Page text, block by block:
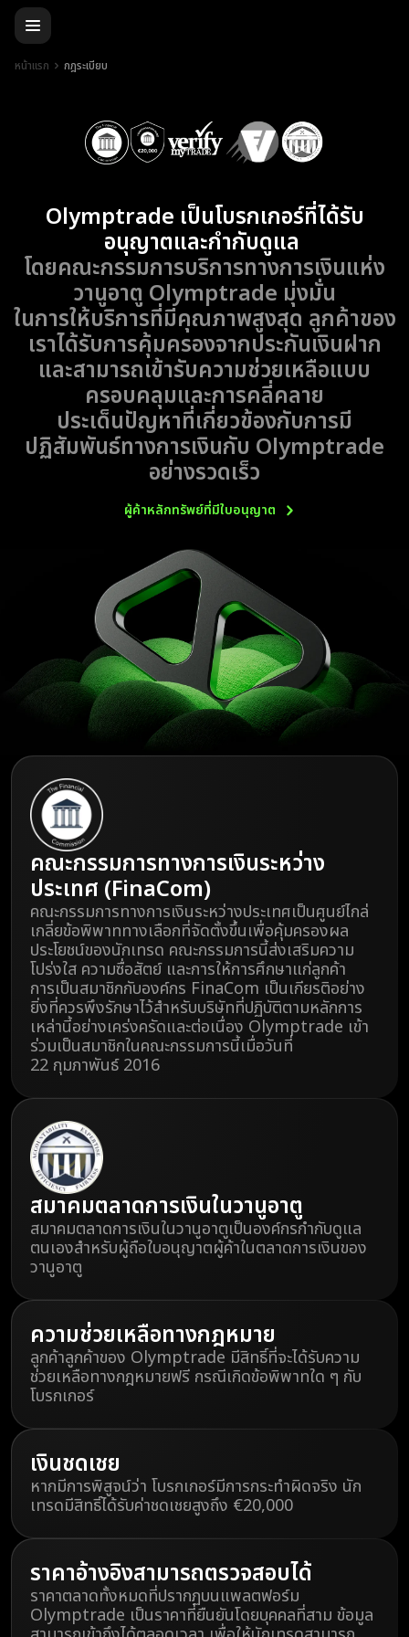
หน้าแรก กฎระเบียบ
Olymptrade เป็นโบรกเกอร์ที่ได้รับ
อนุญาตและกำกับดูแล
โดยคณะกรรมการบริการทางการเงินแห่ง
วานูอาตู Olymptrade มุ่งมั่น
ในการให้บริการที่มีคุณภาพสูงสุด ลูกค้าของ
เราได้รับการคุ้มครองจากประกันเงินฝาก
และสามารถเข้ารับความช่วยเหลือแบบ
ครอบคลุมและการคลี่คลาย
ประเด็นปัญหาที่เกี่ยวข้องกับการมี
ปฏิสัมพันธ์ทางการเงินกับ Olymptrade
อย่างรวดเร็ว
ผู้ค้าหลักทรัพย์ที่มีใบอนุญาต
คณะกรรมการทางการเงินระหว่าง
ประเทศ (FinaCom)
คณะกรรมการทางการเงินระหว่างประเทศเป็นศูนย์ไกล่
เกลี่ยข้อพิพาททางเลือกที่จัดตั้งขึ้นเพื่อคุ้มครองผล
ประโยชน์ของนักเทรด คณะกรรมการนี้ส่งเสริมความ
โปร่งใส ความซื่อสัตย์ และการให้การศึกษาแก่ลูกค้า
การเป็นสมาชิกกับองค์กร FinaCom เป็นเกียรติอย่าง
ยิ่งที่ควรพึงรักษาไว้สำหรับบริษัทที่ปฏิบัติตามหลักการ
เหล่านี้อย่างเคร่งครัดและต่อเนื่อง Olymptrade เข้า
ร่วมเป็นสมาชิกในคณะกรรมการนี้เมื่อวันที่
22 กุมภาพันธ์ 2016
สมาคมตลาดการเงินในวานูอาตู
สมาคมตลาดการเงินในวานูอาตูเป็นองค์กรกำกับดูแล
ตนเองสำหรับผู้ถือใบอนุญาตผู้ค้าในตลาดการเงินของ
วานูอาตู
ความช่วยเหลือทางกฎหมาย
ลูกค้าลูกค้าของ Olymptrade มีสิทธิ์ที่จะได้รับความ
ช่วยเหลือทางกฎหมายฟรี กรณีเกิดข้อพิพาทใด ๆ กับ
โบรกเกอร์
เงินชดเชย
หากมีการพิสูจน์ว่า โบรกเกอร์มีการกระทำผิดจริง นัก
เทรดมีสิทธิ์ได้รับค่าชดเชยสูงถึง €20,000
ราคาอ้างอิงสามารถตรวจสอบได้
ราคาตลาดทั้งหมดที่ปรากฏบนแพลตฟอร์ม
Olymptrade เป็นราคาที่ยืนยันโดยบุคคลที่สาม ข้อมูล